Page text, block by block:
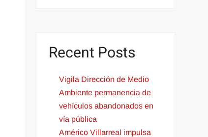
Recent Posts
Vigila Dirección de Medio
Ambiente permanencia de
vehículos abandonados en
vía pública
Américo Villarreal impulsa